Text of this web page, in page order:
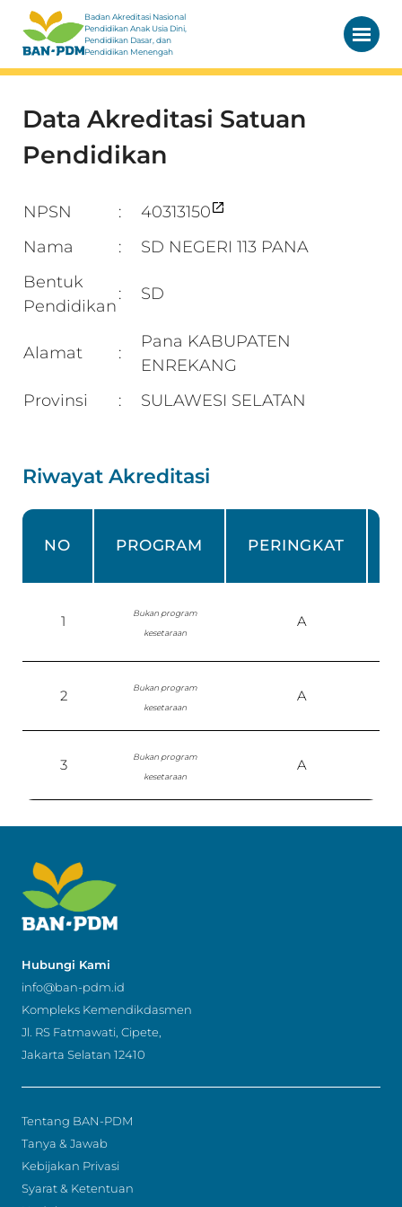
Badan Akreditasi Nasional
Pendidikan Anak Usia Dini,
Pendidikan Dasar, dan
Pendidikan Menengah
Data Akreditasi Satuan
Pendidikan
NPSN :
40313150
Nama
:
SD NEGERI 113 PANA
Bentuk
Pendidikan
: SD
Alamat :
Pana KABUPATEN
ENREKANG
Provinsi
: SULAWESI SELATAN
Riwayat Akreditasi
NO PROGRAM PERINGKAT
1
Bukan program
kesetaraan
A
2
Bukan program
kesetaraan
A
3
Bukan program
kesetaraan
A
Hubungi Kami
info@ban-pdm.id
Kompleks Kemendikdasmen
Jl. RS Fatmawati, Cipete,
Jakarta Selatan 12410
Tentang BAN-PDM
Tanya & Jawab
Kebijakan Privasi
Syarat & Ketentuan